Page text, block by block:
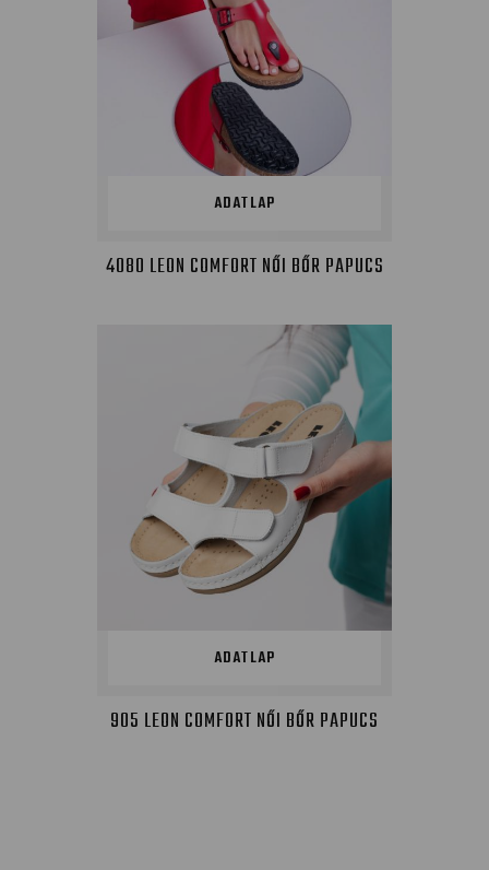
ADATLAP
4080 LEON COMFORT NŐI BŐR PAPUCS
ADATLAP
905 LEON COMFORT NŐI BŐR PAPUCS